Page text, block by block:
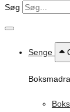
Søg
Senge